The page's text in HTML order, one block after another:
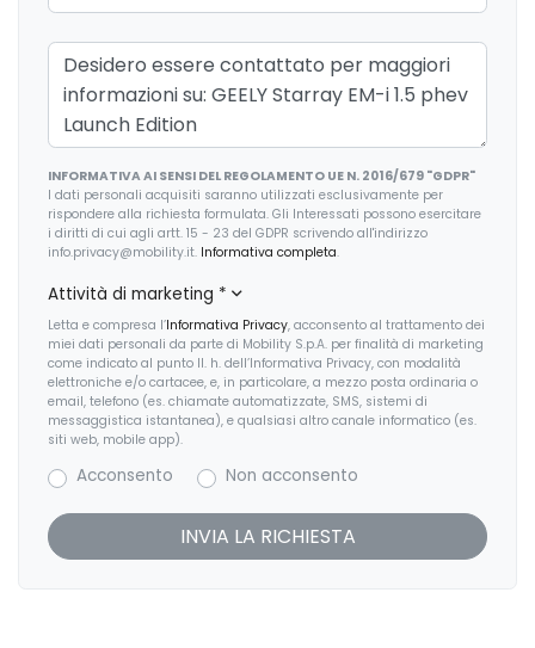
INFORMATIVA AI SENSI DEL REGOLAMENTO UE N. 2016/679 "GDPR"
I dati personali acquisiti saranno utilizzati esclusivamente per
rispondere alla richiesta formulata. Gli Interessati possono esercitare
i diritti di cui agli artt. 15 - 23 del GDPR scrivendo all'indirizzo
info.privacy@mobility.it. Informativa completa.
Attività di marketing *
Letta e compresa l’Informativa Privacy, acconsento al trattamento dei
miei dati personali da parte di Mobility S.p.A. per finalità di marketing
come indicato al punto II. h. dell’Informativa Privacy, con modalità
elettroniche e/o cartacee, e, in particolare, a mezzo posta ordinaria o
email, telefono (es. chiamate automatizzate, SMS, sistemi di
messaggistica istantanea), e qualsiasi altro canale informatico (es.
siti web, mobile app).
Acconsento Non acconsento